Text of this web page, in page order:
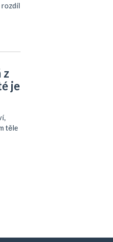
rozdíl
z
je
těle